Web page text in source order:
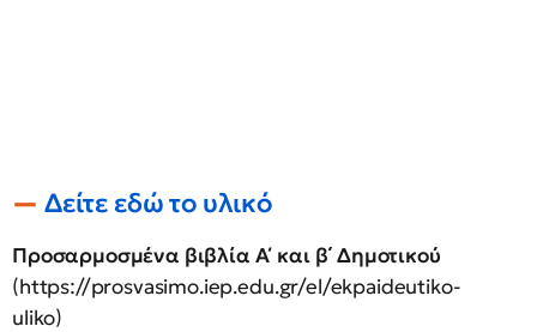
Δείτε εδώ το υλικό
Προσαρμοσμένα βιβλία Α΄ και β΄ Δημοτικού
(https://prosvasimo.iep.edu.gr/el/ekpaideutiko-
uliko)